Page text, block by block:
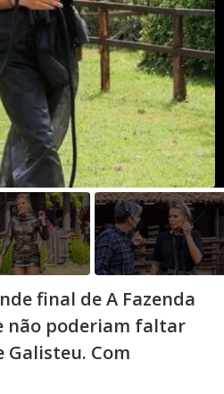
final de A Fazenda
não poderiam faltar
Com